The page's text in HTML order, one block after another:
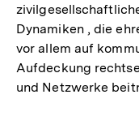
Dynamiken , die
vor allem auf
Aufdeckung
und Netzwerke